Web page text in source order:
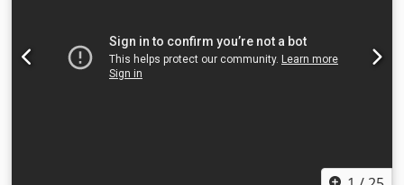
Fuld udstyrspakke - Mast = Triplex FFL - Udført med
sideføring og sensorer (INKLUDERER sidehjul og sensorer!!)